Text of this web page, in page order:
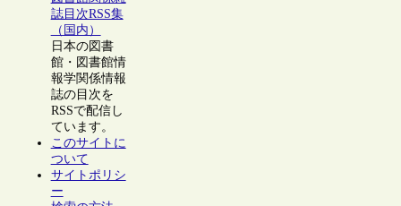
誌目次RSS集
（国内）
日本の図書
館・図書館情
報学関係情報
誌の目次を
RSSで配信し
ています。
このサイトに
ついて
サイトポリシ
ー